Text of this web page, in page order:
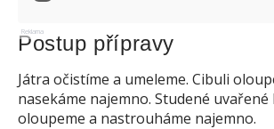
Reklama
Postup přípravy
Játra očistíme a umeleme. Cibuli
nasekáme najemno. Studené
oloupeme a nastrouháme najemno.